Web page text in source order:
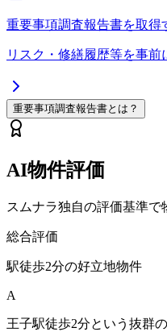
重要事項調査報告書を取得
リスク・修繕履歴等を事前
重要事項調査報告書とは？
AI物件評価
スムナラ独自の評価基準
総合評価
駅徒歩2分の好立地物件
A
王子駅徒歩2分という抜群